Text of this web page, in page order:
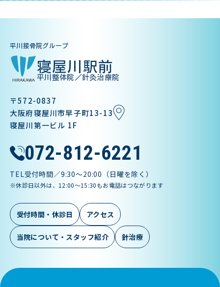
平川接骨院グループ
寝屋川駅前
平川整体院／針灸治療院
〒572-0837
大阪府寝屋川市早子町13-13
寝屋川第一ビル 1F
072-812-6221
TEL受付時間／9:30〜20:00（日曜を除く）
※休診日以外は、12:00～15:30もお電話はつながります
受付時間・休診日 アクセス
当院について・スタッフ紹介 針治療